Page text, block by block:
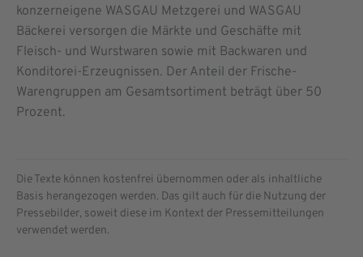
konzerneigene WASGAU Metzgerei und WASGAU
Bäckerei versorgen die Märkte und Geschäfte mit
Fleisch- und Wurstwaren sowie mit Backwaren und
Konditorei-Erzeugnissen. Der Anteil der Frische-
Warengruppen am Gesamtsortiment beträgt über 50
Prozent.
Die Texte können kostenfrei übernommen oder als inhaltliche
Basis herangezogen werden. Das gilt auch für die Nutzung der
Pressebilder, soweit diese im Kontext der Pressemitteilungen
verwendet werden.